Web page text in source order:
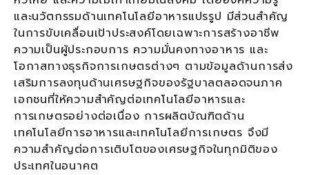
และนวัตกรรมด้านเทคโนโลยีอาหารแปรรูป มีส่วนสำคัญ
ในการขับเคลื่อนเป้าประสงค์โดยเฉพาะการสร้างอาชีพ
ความเป็นผู้ประกอบการ ความมั่นคงทางอาหาร และ
โอกาสทางธุรกิจการเกษตรต่างๆ ตามข้อมูลด้านการส่ง
เสริมการลงทุนด้านเศรษฐกิจของรัฐบาลตลอดจนภาค
เอกชนที่ให้ความสำคัญต่อเทคโนโลยีอาหารและ
การเกษตรอย่างต่อเนื่อง การผลิตบัณฑิตด้าน
เทคโนโลยีการอาหารและเทคโนโลยีการเกษตร จึงมี
ความสำคัญต่อการเติบโตของเศรษฐกิจในทุกมิติของ
ประเทศในอนาคต